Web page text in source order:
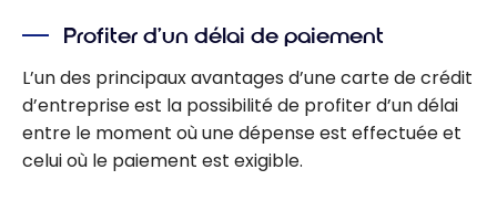
Profiter d’un délai de paiement
L’un des principaux avantages d’une carte de crédit
d’entreprise est la possibilité de profiter d’un délai
entre le moment où une dépense est effectuée et
celui où le paiement est exigible.